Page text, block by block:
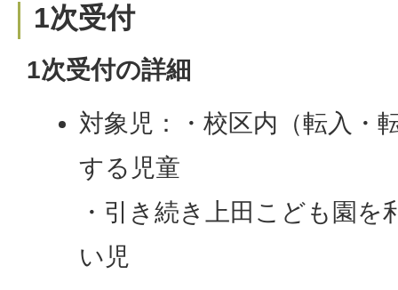
1次受付
1次受付の詳細
対象児：・校区内（転入・
する児童
・引き続き上田こども園
い児